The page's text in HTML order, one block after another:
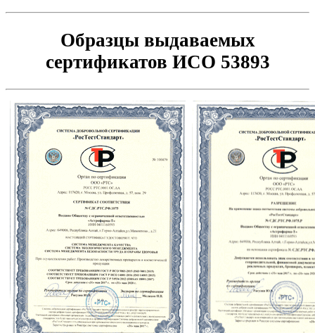
Образцы выдаваемых
сертификатов ИСО 53893